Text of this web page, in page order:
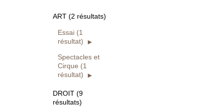
ART (2 résultats)
Essai (1
résultat)
Spectacles et
Cirque (1
résultat)
DROIT (9
résultats)